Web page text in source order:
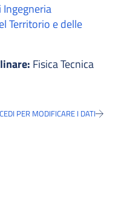
Territorio e delle
Fisica Tecnica
PER MODIFICARE I DATI